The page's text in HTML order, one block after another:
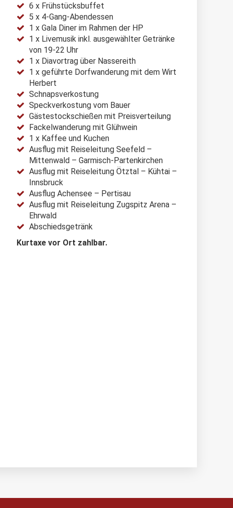
6 x Frühstücksbuffet
5 x 4-Gang-Abendessen
1 x Gala Diner im Rahmen der HP
1 x Livemusik inkl. ausgewählter Getränke
von 19-22 Uhr
1 x Diavortrag über Nassereith
1 x geführte Dorfwanderung mit dem Wirt
Herbert
Schnapsverkostung
Speckverkostung vom Bauer
Gästestockschießen mit Preisverteilung
Fackelwanderung mit Glühwein
1 x Kaffee und Kuchen
Ausflug mit Reiseleitung Seefeld –
Mittenwald – Garmisch-Partenkirchen
Ausflug mit Reiseleitung Ötztal – Kühtai –
Innsbruck
Ausflug Achensee – Pertisau
Ausflug mit Reiseleitung Zugspitz Arena –
Ehrwald
Abschiedsgetränk
Kurtaxe vor Ort zahlbar.